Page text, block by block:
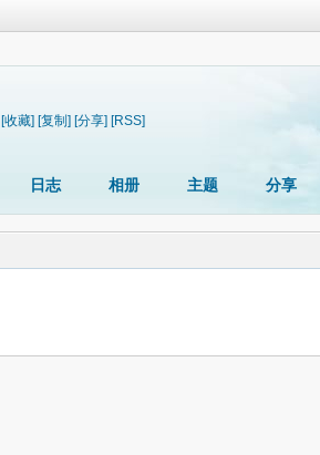
[收藏] [复制] [分享] [RSS]
日志 相册 主题 分享